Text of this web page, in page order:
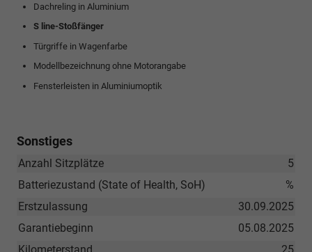
Dachreling in Aluminium
S line-Stoßfänger
Türgriffe in Wagenfarbe
Modellbezeichnung ohne Motorangabe
Fensterleisten in Aluminiumoptik
Sonstiges
5
Anzahl Sitzplätze
%
Batteriezustand (State of Health, SoH)
30.09.2025
Erstzulassung
05.08.2025
Garantiebeginn